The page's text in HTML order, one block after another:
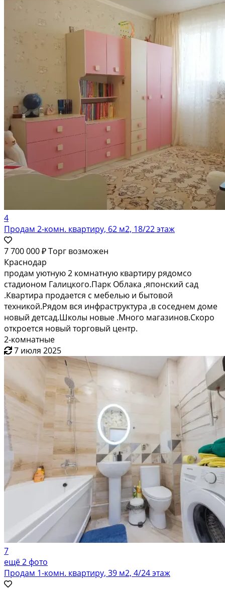
4
Продам 2-комн. квартиру, 62 м2, 18/22 этаж
7 700 000 ₽Торг возможен
Краснодар
продам уютную 2 комнатную квартиру рядомсо
стадионом Галицкого.Парк Облака ,японский сад
.Квартира продается с мебелью и бытовой
техникой.Рядом вся инфраструктура ,в соседнем доме
новый детсад.Школы новые .Много магазинов.Скоро
откроется новый торговый центр.
2-комнатные
7 июля 2025
7
ещё 2 фото
Продам 1-комн. квартиру, 39 м2, 4/24 этаж